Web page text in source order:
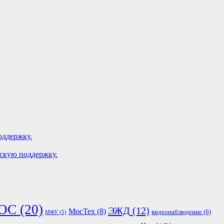
поддержку.
(20) МФУ (5) МосТех (8) ЭЖД (12) видеонаблюдение (6)